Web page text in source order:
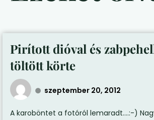
Pirított dióval és
töltött körte
szeptember 20, 2012
A karoböntet a fotóról lemaradt….:-)